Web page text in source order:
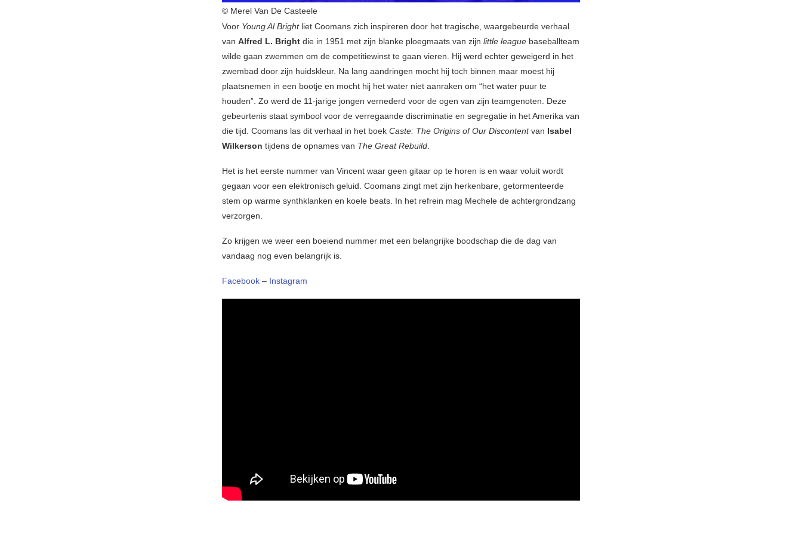
© Merel Van De Casteele
Voor Young Al Brightliet Coomans zich inspireren door het tragische, waargebeurde verhaal
van Alfred L. Bright die in 1951 met zijn blanke ploegmaats van zijn little league baseballteam
wilde gaan zwemmen om de competitiewinst te gaan vieren. Hij werd echter geweigerd in het
zwembad door zijn huidskleur. Na lang aandringen mocht hij toch binnen maar moest hij
plaatsnemen in een bootje en mocht hij het water niet aanraken om “het water puur te
houden”. Zo werd de 11-jarige jongen vernederd voor de ogen van zijn teamgenoten. Deze
gebeurtenis staat symbool voor de verregaande discriminatie en segregatie in het Amerika van
die tijd. Coomans las dit verhaal in het boek Caste: The Origins of Our Discontentvan Isabel
Wilkerson tijdens de opnames van The Great Rebuild.
Het is het eerste nummer van Vincent waar geen gitaar op te horen is en waar voluit wordt
gegaan voor een elektronisch geluid. Coomans zingt met zijn herkenbare, getormenteerde
stem op warme synthklanken en koele beats. In het refrein mag Mechele de achtergrondzang
verzorgen.
Zo krijgen we weer een boeiend nummer met een belangrijke boodschap die de dag van
vandaag nog even belangrijk is.
Facebook – Instagram